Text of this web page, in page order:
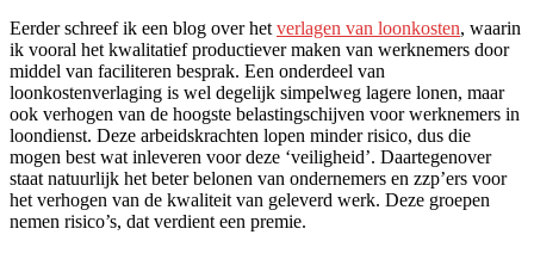
Eerder schreef ik een blog over het verlagen van loonkosten, waarin
ik vooral het kwalitatief productiever maken van werknemers door
middel van faciliteren besprak. Een onderdeel van
loonkostenverlaging is wel degelijk simpelweg lagere lonen, maar
ook verhogen van de hoogste belastingschijven voor werknemers in
loondienst. Deze arbeidskrachten lopen minder risico, dus die
mogen best wat inleveren voor deze ‘veiligheid’. Daartegenover
staat natuurlijk het beter belonen van ondernemers en zzp’ers voor
het verhogen van de kwaliteit van geleverd werk. Deze groepen
nemen risico’s, dat verdient een premie.